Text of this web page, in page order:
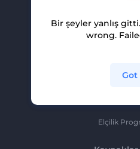
Ortaklık
Elçilik
Bir şeyler yanlış
wrong.
Got